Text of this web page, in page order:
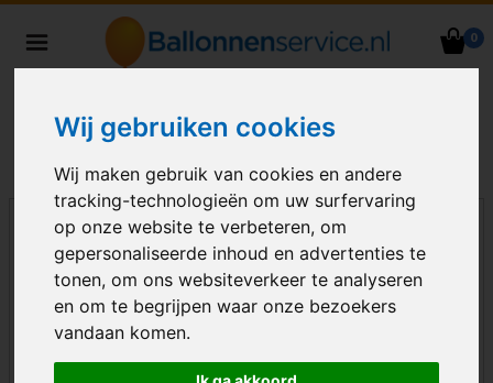
Wij gebruiken cookies
Wij maken gebruik van cookies en andere
tracking-technologieën om uw surfervaring
op onze website te verbeteren, om
gepersonaliseerde inhoud en advertenties te
tonen, om ons websiteverkeer te analyseren
en om te begrijpen waar onze bezoekers
vandaan komen.
0
Nederland